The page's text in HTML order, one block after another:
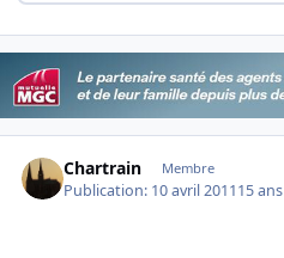
Chartrain Membre
Publication: 10 avril 201115 ans